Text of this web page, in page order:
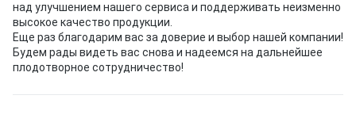
над улучшением нашего сервиса и поддерживать неизменно
высокое качество продукции.
Еще раз благодарим вас за доверие и выбор нашей компании!
Будем рады видеть вас снова и надеемся на дальнейшее
плодотворное сотрудничество!